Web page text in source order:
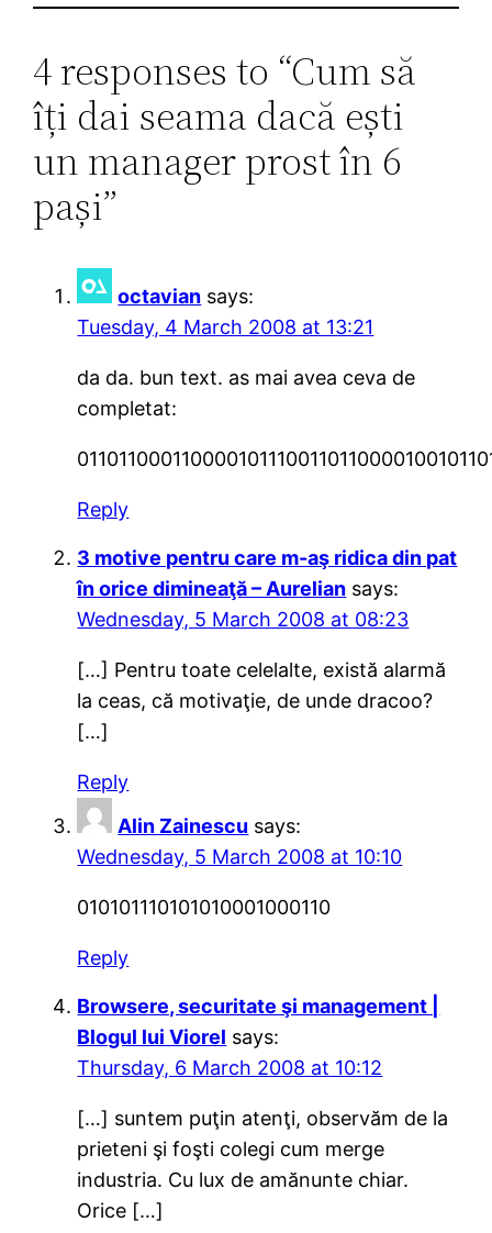
4 responses to “Cum să
îți dai seama dacă ești
un manager prost în 6
pași”
octavian says:
Tuesday, 4 March 2008 at 13:21
da da. bun text. as mai avea ceva de
completat:
Reply
3 motive pentru care m-aş ridica din pat
în orice dimineaţă – Aurelian says:
Wednesday, 5 March 2008 at 08:23
[…] Pentru toate celelalte, există alarmă
la ceas, că motivaţie, de unde dracoo?
[…]
Reply
Alin Zainescu says:
Wednesday, 5 March 2008 at 10:10
010101110101010001000110
Reply
Browsere, securitate şi management |
Blogul lui Viorel says:
Thursday, 6 March 2008 at 10:12
[…] suntem puţin atenţi, observăm de la
prieteni şi foşti colegi cum merge
industria. Cu lux de amănunte chiar.
Orice […]